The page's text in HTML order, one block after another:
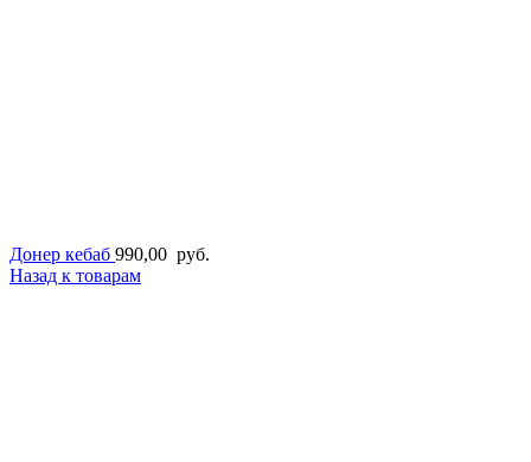
Донер кебаб 990,00 руб.
Назад к товарам